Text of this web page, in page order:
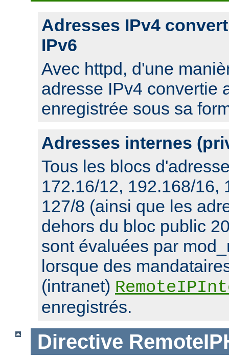
Adresses IPv4
IPv6
Avec httpd, d'une
adresse IPv4 convertie
enregistrée sous sa
Adresses internes
Tous les blocs
172.16/12, 192.168/16,
127/8 (ainsi que les
dehors du bloc public
sont évaluées par
lorsque des
(intranet)
enregistrés.
Directive